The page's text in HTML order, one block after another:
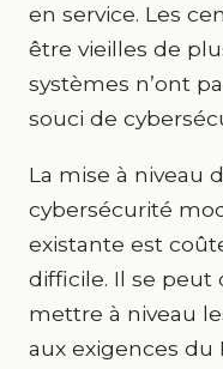
en service. Les
être vieilles de
systèmes n’ont
souci de
La mise à niveau
cybersécurité
existante est
difficile. Il se peut
mettre à niveau
aux exigences du